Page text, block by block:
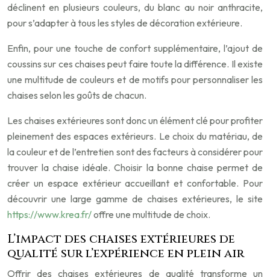
déclinent en plusieurs couleurs, du blanc au noir anthracite,
pour s’adapter à tous les styles de décoration extérieure.
Enfin, pour une touche de confort supplémentaire, l’ajout de
coussins sur ces chaises peut faire toute la différence. Il existe
une multitude de couleurs et de motifs pour personnaliser les
chaises selon les goûts de chacun.
Les chaises extérieures sont donc un élément clé pour profiter
pleinement des espaces extérieurs. Le choix du matériau, de
la couleur et de l’entretien sont des facteurs à considérer pour
trouver la chaise idéale. Choisir la bonne chaise permet de
créer un espace extérieur accueillant et confortable. Pour
découvrir une large gamme de chaises extérieures, le site
https://www.krea.fr/offre une multitude de choix.
L’impact des chaises extérieures de
qualité sur l’expérience en plein air
Offrir des chaises extérieures de qualité transforme un